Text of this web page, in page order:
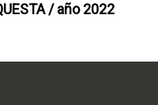
/ año 2022